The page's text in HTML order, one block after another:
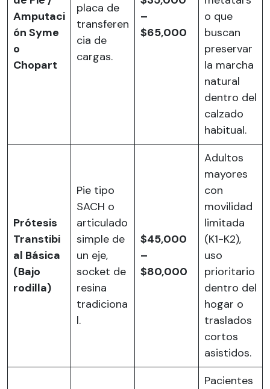
Amputaci
ón Syme
o
Chopart
placa de
transferen
cia de
cargas.
–
$65,000
o que
buscan
preservar
la marcha
natural
dentro del
calzado
habitual.
Prótesis
Transtibi
al Básica
(Bajo
rodilla)
Pie tipo
SACH o
articulado
simple de
un eje,
socket de
resina
tradiciona
l.
$45,000
–
$80,000
Adultos
mayores
con
movilidad
limitada
(K1-K2),
uso
prioritario
dentro del
hogar o
traslados
cortos
asistidos.
Pacientes